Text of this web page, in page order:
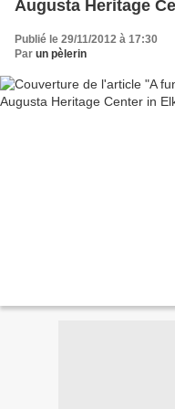
Augusta Heritage
Publié le 29/11/2012 à 17:30
Par un pèlerin